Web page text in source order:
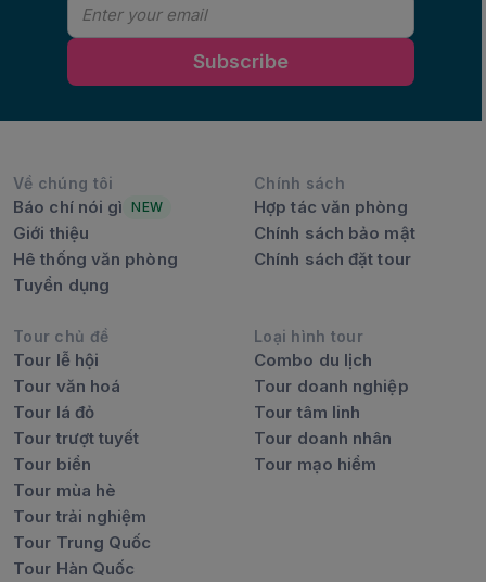
Subscribe
Về chúng tôi
Báo chí nói gì NEW
Giới thiệu
Hê thống văn phòng
Tuyển dụng
Chính sách
Hợp tác văn phòng
Chính sách bảo mật
Chính sách đặt tour
Tour chủ đề
Tour lễ hội
Tour văn hoá
Tour lá đỏ
Tour trượt tuyết
Tour biển
Tour mùa hè
Tour trải nghiệm
Tour Trung Quốc
Tour Hàn Quốc
Loại hình tour
Combo du lịch
Tour doanh nghiệp
Tour tâm linh
Tour doanh nhân
Tour mạo hiểm